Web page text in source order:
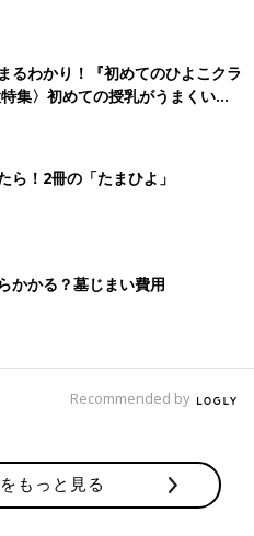
るわかり！『初めてのひよこクラ
集〉初めての授乳がうまくい
クの基本と夏のトラブル 解決テ
ら！2冊の「たまひよ」
かかる？墓じまい費用
Recommended by
もっと見る